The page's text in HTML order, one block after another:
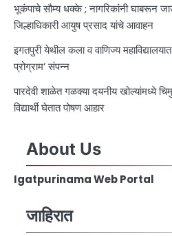
भूकंपाचे सौम्य धक्के ; नागरिकांनी घाबरून
जिल्हाधिकारी आयुष प्रसाद यांचे आवाहन
इगतपुरी येथील कला व वाणिज्य
प्रोग्राम’ संपन्न
पारदेवी शाळेत गळक्या दयनीय खोल्यांमध्ये
विद्यार्थी घेतात पोषण आहार
About Us
Igatpurinama Web Portal
जाहिरात